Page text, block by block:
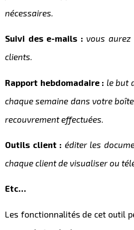
nécessaires.
Suivi des e-mails : vous aurez
clients.
Rapport hebdomadaire : le but
chaque semaine dans votre
recouvrement effectuées.
Outils client : éditer les
chaque client de visualiser ou
Etc…
Les fonctionnalités de cet outil